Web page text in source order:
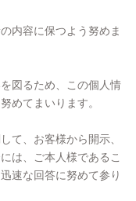
内容に保つよう努めま
図るため、この個人情
めてまいります。
て、お客様から開示、
は、ご本人様であるこ
速な回答に努めて参り